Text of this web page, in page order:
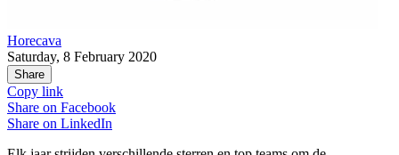
Horecava
Saturday, 8 February 2020
Share
Copy link
Share on Facebook
Share on LinkedIn